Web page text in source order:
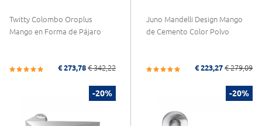
Twitty Colombo Oroplus
Mango en Forma de Pájaro
€ 273,78 € 342,22
Juno Mandelli Design Mango
de Cemento Color Polvo
€ 223,27 € 279,09
-20% -20%